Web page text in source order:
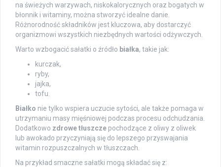
na świeżych warzywach, niskokalorycznych oraz bogatych w
błonnik i witaminy, można stworzyć idealne danie.
Różnorodność składników jest kluczowa, aby dostarczyć
organizmowi wszystkich niezbędnych wartości odżywczych.
Warto wzbogacić sałatki o źródło białka, takie jak:
kurczak,
ryby,
jajka,
tofu.
Białko nie tylko wspiera uczucie sytości, ale także pomaga w
utrzymaniu masy mięśniowej podczas procesu odchudzania.
Dodatkowo zdrowe tłuszcze pochodzące z oliwy z oliwek
lub awokado przyczyniają się do lepszego przyswajania
witamin rozpuszczalnych w tłuszczach.
Na przykład smaczne sałatki mogą składać się z: